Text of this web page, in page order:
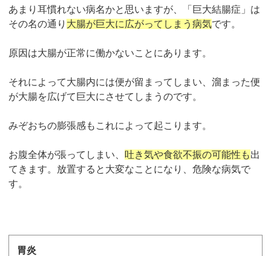
あまり耳慣れない病名かと思いますが、「巨大結腸症」は
その名の通り 大腸が巨大に広がってしまう病気です。
原因は大腸が正常に働かないことにあります。
それによって大腸内には便が留まってしまい、溜まった便
が大腸を広げて巨大にさせてしまうのです。
みぞおちの膨張感もこれによって起こります。
お腹全体が張ってしまい、 吐き気や食欲不振の可能性も出
てきます。放置すると大変なことになり、危険な病気で
す。
胃炎